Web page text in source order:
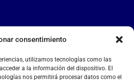
consentimiento
utilizamos tecnologías como las
a la información del dispositivo. El
nos permitirá procesar datos como el